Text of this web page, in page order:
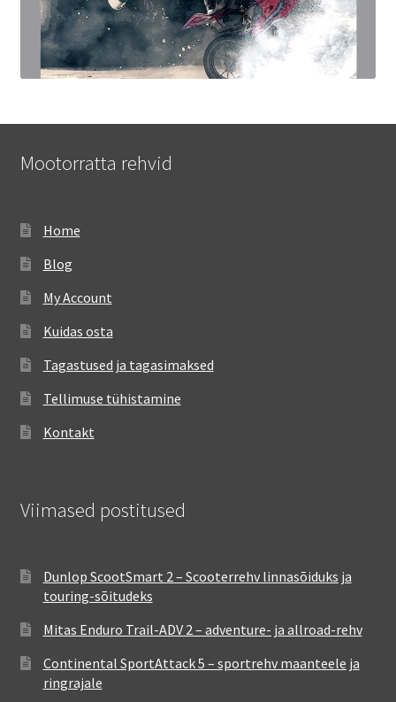
Mootorratta rehvid
Home
Blog
My Account
Kuidas osta
Tagastused ja tagasimaksed
Tellimuse tühistamine
Kontakt
Viimased postitused
Dunlop ScootSmart 2 – Scooterrehv linnasõiduks ja
touring-sõitudeks
Mitas Enduro Trail-ADV 2 – adventure- ja allroad-rehv
Continental SportAttack 5 – sportrehv maanteele ja
ringrajale